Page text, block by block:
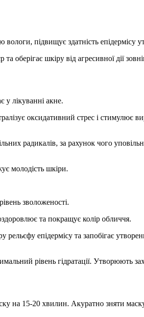
підвищує здатність епідермісу
оберігає шкіру від агресивної дії
у лікуванні акне.
оксидативний стрес і стимулює
радикалів, за рахунок чого
молодість шкіри.
зволоженості.
та покращує колір обличчя.
епідермісу та запобігає
рівень гідратації. Утворюють
на 15-20 хвилин. Акуратно зняти